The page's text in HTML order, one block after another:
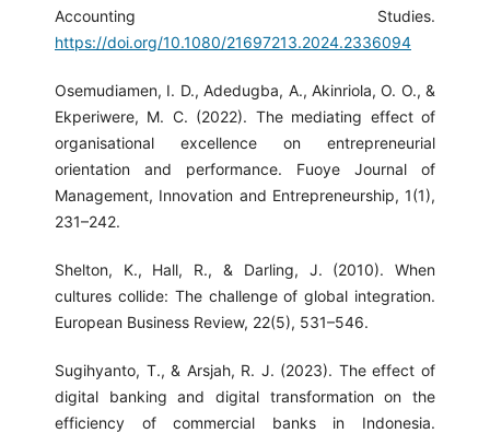
Accounting Studies.
https://doi.org/10.1080/21697213.2024.2336094
Osemudiamen, I. D., Adedugba, A., Akinriola, O. O., &
Ekperiwere, M. C. (2022). The mediating effect of
organisational excellence on entrepreneurial
orientation and performance. Fuoye Journal of
Management, Innovation and Entrepreneurship, 1(1),
231–242.
Shelton, K., Hall, R., & Darling, J. (2010). When
cultures collide: The challenge of global integration.
European Business Review, 22(5), 531–546.
Sugihyanto, T., & Arsjah, R. J. (2023). The effect of
digital banking and digital transformation on the
efficiency of commercial banks in Indonesia.